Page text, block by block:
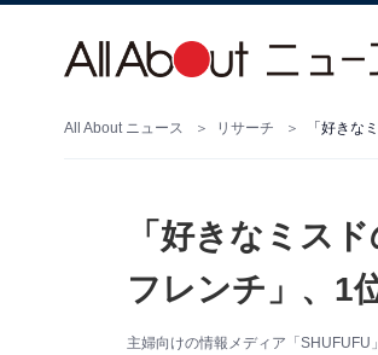
All About ニュース リサーチ 「好きな
「好きなミス
フレンチ」、1
主婦向けの情報メディア「